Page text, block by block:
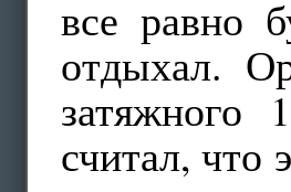
все равно
отдыхал.
затяжного
считал, что